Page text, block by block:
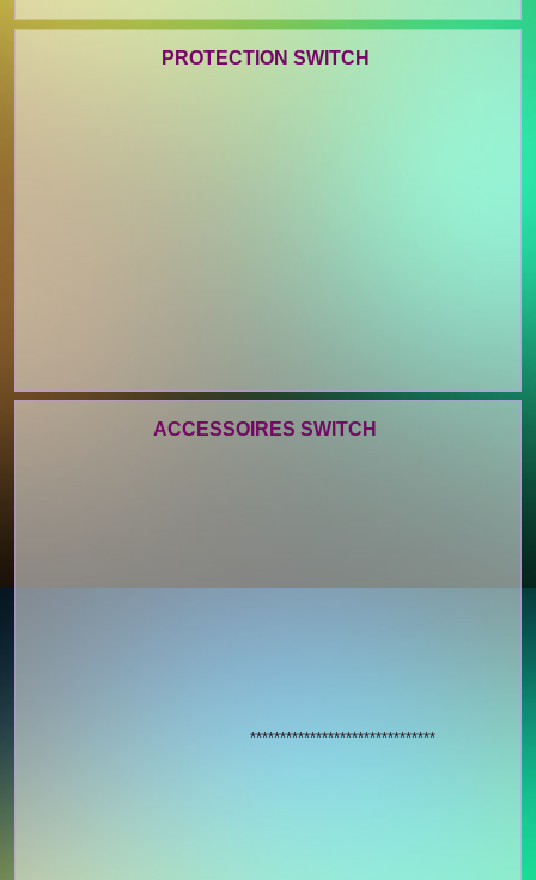
PROTECTION SWITCH
ACCESSOIRES SWITCH
*******************************